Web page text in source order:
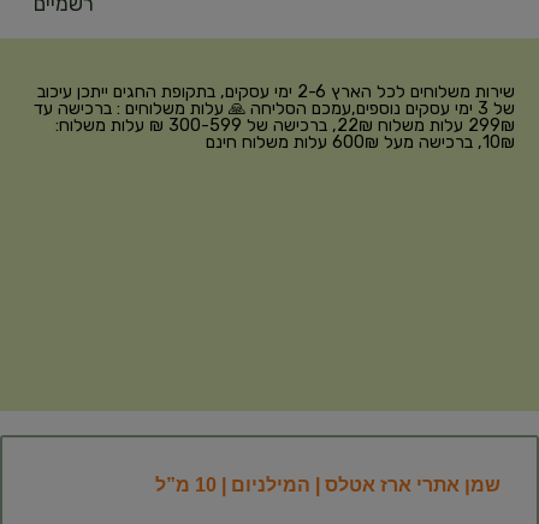
שירות משלוחים לכל הארץ 2-6 ימי עסקים, בתקופת החגים ייתכן עיכוב
של 3 ימי עסקים נוספים,עמכם הסליחה 🙏 עלות משלוחים : ברכישה עד
299₪ עלות משלוח 22₪, ברכישה של 300-599 ₪ עלות משלוח:
10₪, ברכישה מעל 600₪ עלות משלוח חינם
שמן אתרי ארז אטלס | המילניום | 10 מ”ל